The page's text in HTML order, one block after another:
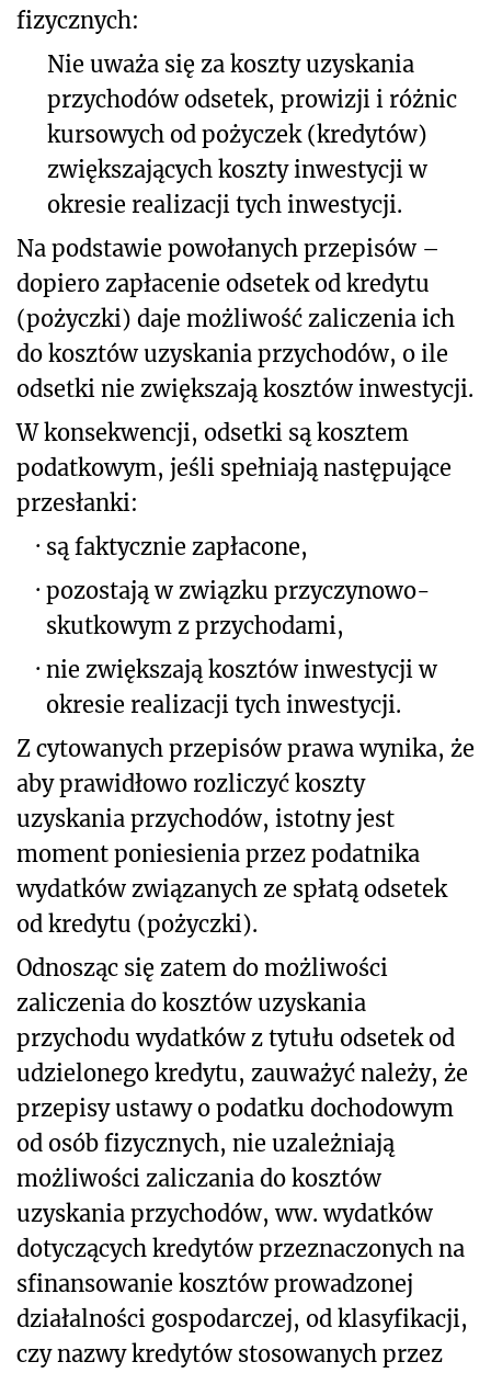
fizycznych:
Nie uważa się za koszty uzyskania
przychodów odsetek, prowizji i różnic
kursowych od pożyczek (kredytów)
zwiększających koszty inwestycji w
okresie realizacji tych inwestycji.
Na podstawie powołanych przepisów –
dopiero zapłacenie odsetek od kredytu
(pożyczki) daje możliwość zaliczenia ich
do kosztów uzyskania przychodów, o ile
odsetki nie zwiększają kosztów inwestycji.
W konsekwencji, odsetki są kosztem
podatkowym, jeśli spełniają następujące
przesłanki:
· są faktycznie zapłacone,
· pozostają w związku przyczynowo-
skutkowym z przychodami,
· nie zwiększają kosztów inwestycji w
okresie realizacji tych inwestycji.
Z cytowanych przepisów prawa wynika, że
aby prawidłowo rozliczyć koszty
uzyskania przychodów, istotny jest
moment poniesienia przez podatnika
wydatków związanych ze spłatą odsetek
od kredytu (pożyczki).
Odnosząc się zatem do możliwości
zaliczenia do kosztów uzyskania
przychodu wydatków z tytułu odsetek od
udzielonego kredytu, zauważyć należy, że
przepisy ustawy o podatku dochodowym
od osób fizycznych, nie uzależniają
możliwości zaliczania do kosztów
uzyskania przychodów, ww. wydatków
dotyczących kredytów przeznaczonych na
sfinansowanie kosztów prowadzonej
działalności gospodarczej, od klasyfikacji,
czy nazwy kredytów stosowanych przez